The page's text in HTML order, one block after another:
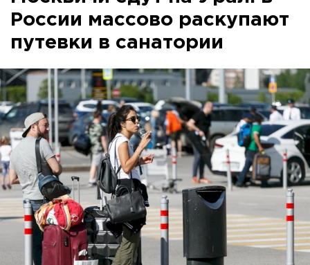
России массово раскупают
путевки в санатории